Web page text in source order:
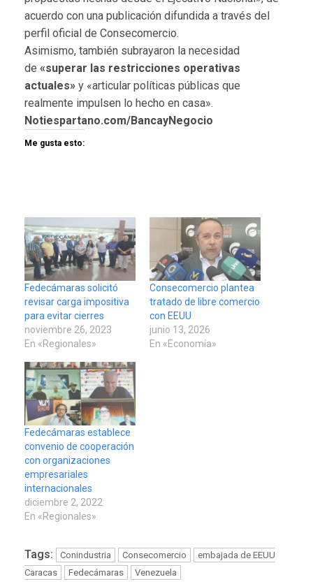
acuerdo con una publicación difundida a través del
perfil oficial de Consecomercio.
Asimismo, también subrayaron la necesidad
de «superar las restricciones operativas
actuales» y «articular políticas públicas que
realmente impulsen lo hecho en casa».
Notiespartano.com/BancayNegocio
Me gusta esto:
Fedecámaras solicitó
revisar carga impositiva
para evitar cierres
noviembre 26, 2023
En «Regionales»
Consecomercio plantea
tratado de libre comercio
con EEUU
junio 13, 2026
En «Economía»
Fedecámaras establece
convenio de cooperación
con organizaciones
empresariales
internacionales
diciembre 2, 2022
En «Regionales»
Tags: Conindustria Consecomercio
embajada de EEUU
Caracas
Fedecámaras Venezuela